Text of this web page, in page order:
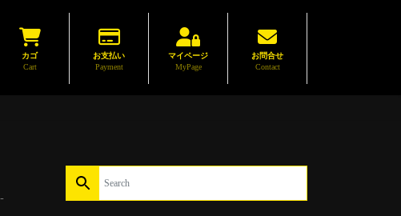
カゴ
Cart
お支払い
Payment
マイページ
MyPage
お問合せ
Contact